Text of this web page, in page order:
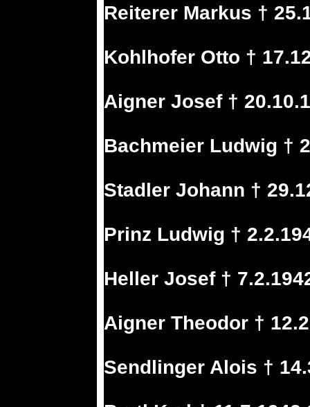
Reiterer Markus †
Kohlhofer Otto †
Aigner Josef †
Bachmeier Ludwig †
Stadler Johann †
Prinz Ludwig †
Heller Josef †
Aigner Theodor †
Sendlinger Alois †